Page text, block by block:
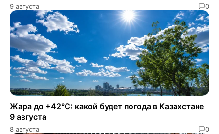
9 августа 0
Жара до +42°C: какой будет погода в Казахстане
9 августа
8 августа 0